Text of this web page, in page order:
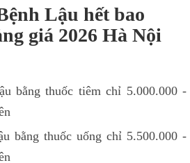
Lậu hết bao
giá 2026 Hà Nội
bằng thuốc tiêm chỉ 5.000.000 -
bằng thuốc uống chỉ 5.500.000 -